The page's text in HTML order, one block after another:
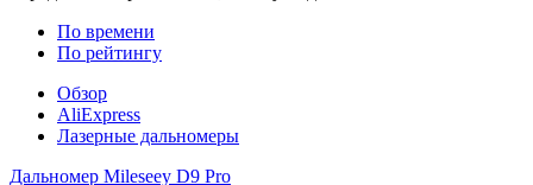
По времени
По рейтингу
Обзор
AliExpress
Лазерные дальномеры
Дальномер Mileseey D9 Pro